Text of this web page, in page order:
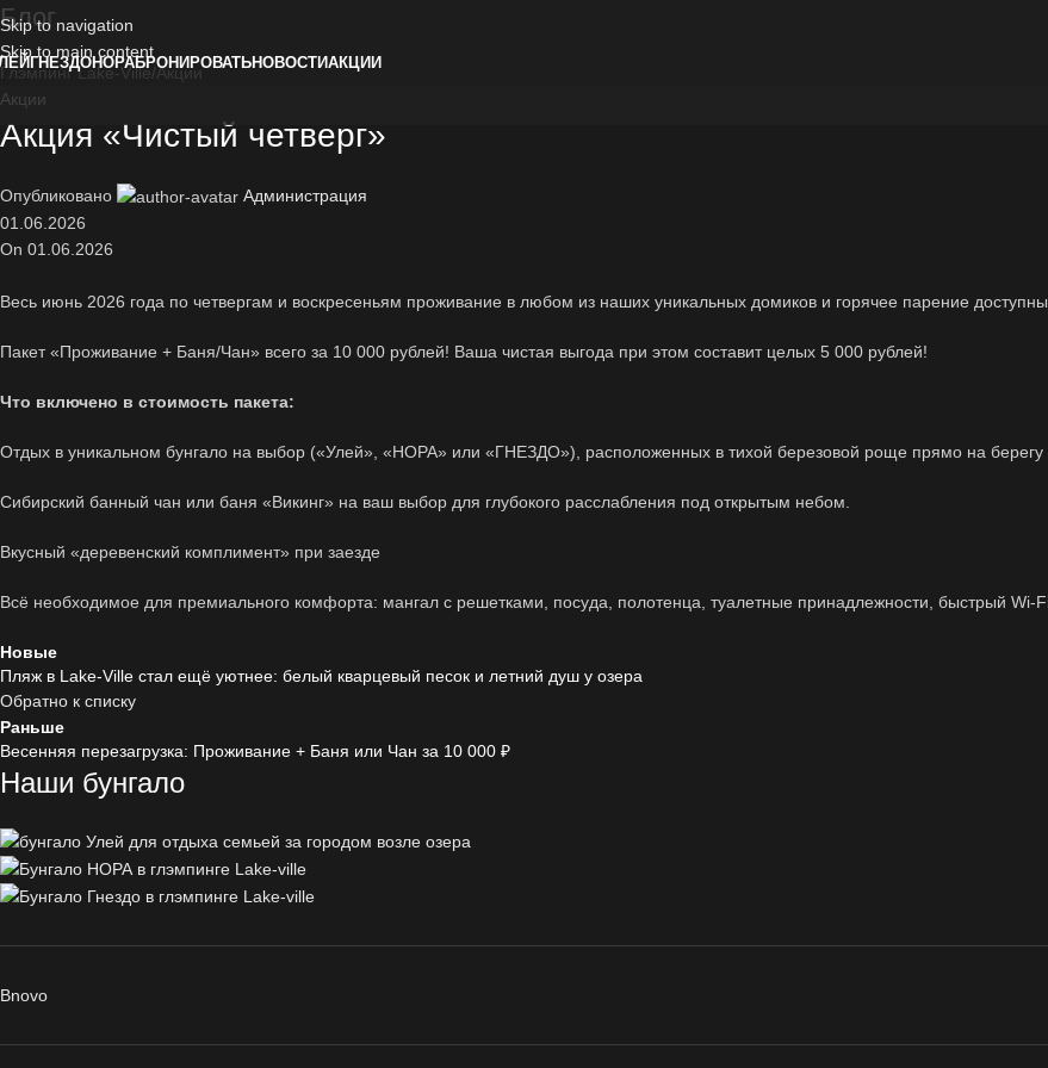
Skip to navigation
Skip to main content
ГНЕЗДОНОРАБРОНИРОВАТЬНОВОСТИАКЦИИ
Блог
Глэмпинг Lake-Ville Акции
Акции
Акция «Чистый четверг»
Опубликовано
Администрация
01.06.2026
On 01.06.2026
Весь июнь 2026 года по четвергам и воскресеньям проживание в любом из наших уникальных домиков и горячее парение
Пакет «Проживание + Баня/Чан» всего за 10 000 рублей! Ваша чистая выгода при этом составит целых 5 000 рублей!
Что включено в стоимость пакета:
Отдых в уникальном бунгало на выбор («Улей», «НОРА» или «ГНЕЗДО»), расположенных в тихой березовой роще прямо на берегу
Сибирский банный чан или баня «Викинг» на ваш выбор для глубокого расслабления под открытым небом.
Вкусный «деревенский комплимент» при заезде
Всё необходимое для премиального комфорта: мангал с решетками, посуда, полотенца, туалетные принадлежности, быстрый
Новые
Пляж в Lake-Ville стал ещё уютнее: белый кварцевый песок и летний душ у озера
Обратно к списку
Раньше
Весенняя перезагрузка: Проживание + Баня или Чан за 10 000 ₽
Наши бунгало
Bnovo